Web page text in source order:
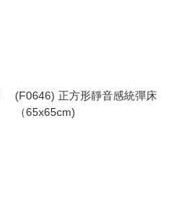
(F0646) 正方形靜音感統彈床
（65x65cm)